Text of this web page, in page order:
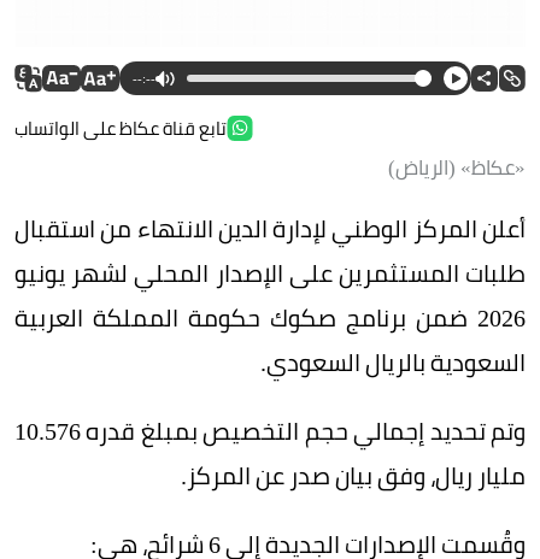
--:--
تابع قناة عكاظ على الواتساب
«عكاظ» (الرياض)
أعلن المركز الوطني لإدارة الدين الانتهاء من استقبال
طلبات المستثمرين على الإصدار المحلي لشهر يونيو
2026 ضمن برنامج صكوك حكومة المملكة العربية
السعودية بالريال السعودي.
وتم تحديد إجمالي حجم التخصيص بمبلغ قدره 10.576
مليار ريال، وفق بيان صدر عن المركز.
وقُسمت الإصدارات الجديدة إلى 6 شرائح، هي: